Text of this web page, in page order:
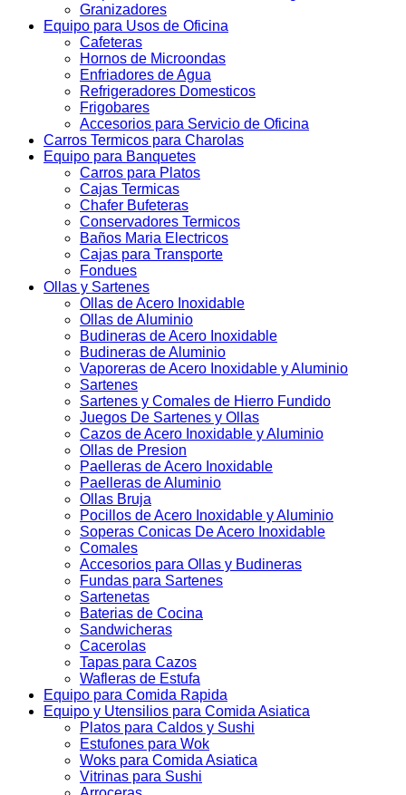
Granizadores
Equipo para Usos de Oficina
Cafeteras
Hornos de Microondas
Enfriadores de Agua
Refrigeradores Domesticos
Frigobares
Accesorios para Servicio de Oficina
Carros Termicos para Charolas
Equipo para Banquetes
Carros para Platos
Cajas Termicas
Chafer Bufeteras
Conservadores Termicos
Baños Maria Electricos
Cajas para Transporte
Fondues
Ollas y Sartenes
Ollas de Acero Inoxidable
Ollas de Aluminio
Budineras de Acero Inoxidable
Budineras de Aluminio
Vaporeras de Acero Inoxidable y Aluminio
Sartenes
Sartenes y Comales de Hierro Fundido
Juegos De Sartenes y Ollas
Cazos de Acero Inoxidable y Aluminio
Ollas de Presion
Paelleras de Acero Inoxidable
Paelleras de Aluminio
Ollas Bruja
Pocillos de Acero Inoxidable y Aluminio
Soperas Conicas De Acero Inoxidable
Comales
Accesorios para Ollas y Budineras
Fundas para Sartenes
Sartenetas
Baterias de Cocina
Sandwicheras
Cacerolas
Tapas para Cazos
Wafleras de Estufa
Equipo para Comida Rapida
Equipo y Utensilios para Comida Asiatica
Platos para Caldos y Sushi
Estufones para Wok
Woks para Comida Asiatica
Vitrinas para Sushi